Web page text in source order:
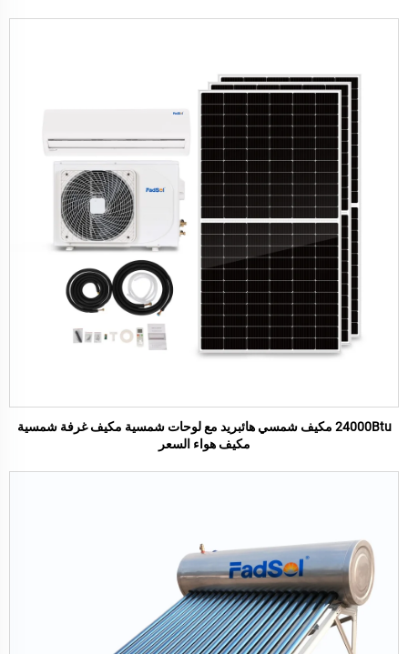
24000Btu مكيف شمسي هائبريد مع لوحات شمسية مكيف غرفة شمسية
مكيف هواء السعر